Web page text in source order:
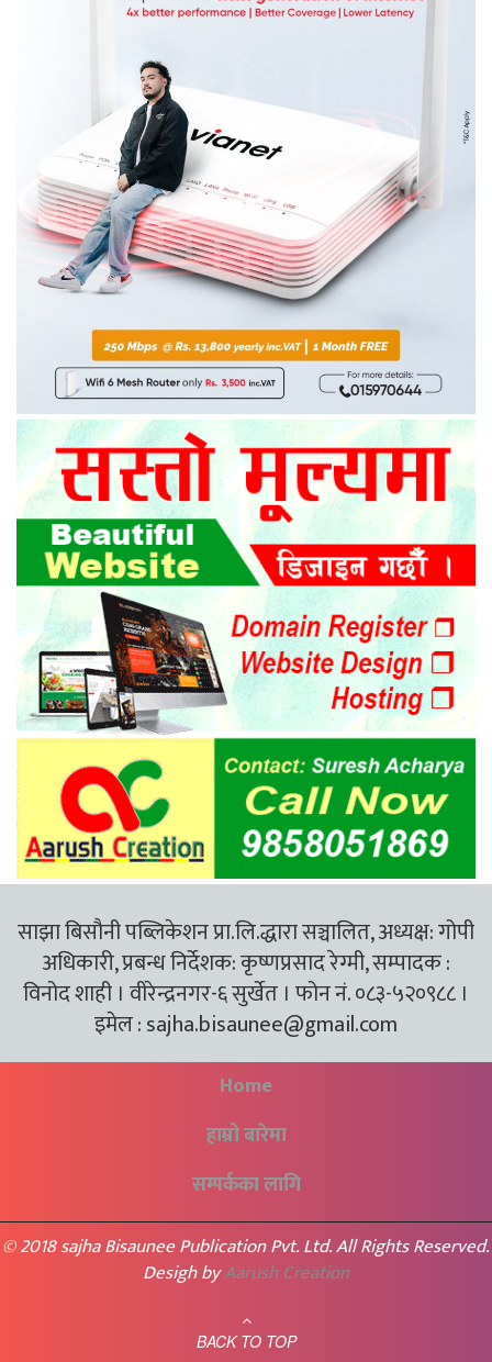
साझा बिसौनी पब्लिकेशन प्रा.लि.द्धारा सञ्चालित, अध्यक्ष: गोपी
अधिकारी, प्रबन्ध निर्देशक: कृष्णप्रसाद रेग्मी, सम्पादक :
विनोद शाही । वीरेन्द्रनगर-६ सुर्खेत । फोन नं. ०८३-५२०९८८ ।
इमेल :sajha.bisaunee@gmail.com
Home
हाम्रो बारेमा
सम्पर्कका लागि
© 2018 sajha Bisaunee Publication Pvt. Ltd. All Rights Reserved.
Desigh byAarush Creation
BACK TO TOP